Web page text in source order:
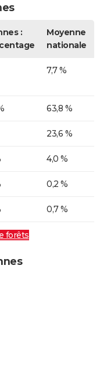
:
Moyenne
nationale
7,7 %
63,8 %
23,6 %
4,0 %
0,2 %
0,7 %
forêts